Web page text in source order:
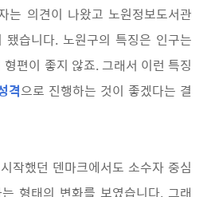
는 의견이 나왔고 노원정보도서관
됐습니다. 노원구의 특징은 인구는
편이 좋지 않죠. 그래서 이런 특징
격으로 진행하는 것이 좋겠다는 결
작했던 덴마크에서도 소수자 중심
형태의 변화를 보였습니다. 그래